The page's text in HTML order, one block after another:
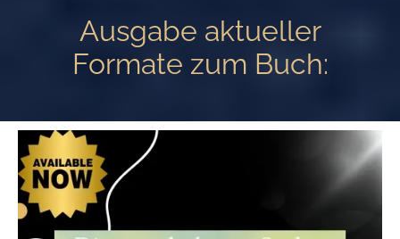
Ausgabe aktueller
Formate zum Buch: